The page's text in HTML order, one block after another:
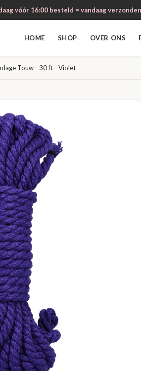
vóór 16:00 besteld = vandaag
HOME SHOP OVER ONS
Touw - 30 ft - Violet